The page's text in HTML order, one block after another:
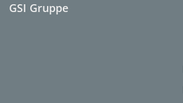
GSI Gruppe